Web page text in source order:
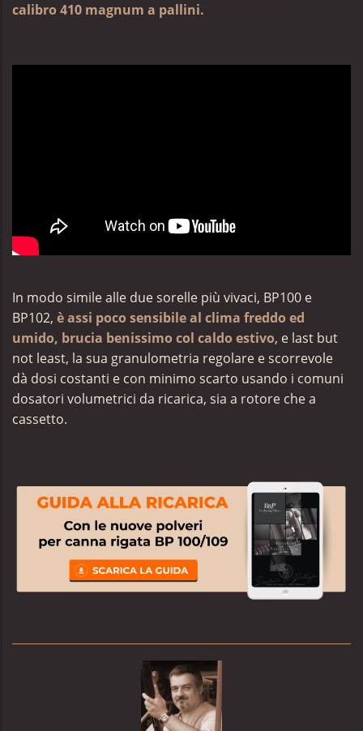
calibro 410 magnum a pallini.
In modo simile alle due sorelle più vivaci, BP100 e
BP102, è assi poco sensibile al clima freddo ed
umido, brucia benissimo col caldo estivo, e last but
not least, la sua granulometria regolare e scorrevole
dà dosi costanti e con minimo scarto usando i comuni
dosatori volumetrici da ricarica, sia a rotore che a
cassetto.